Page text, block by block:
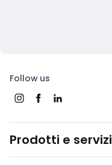
Follow us
Prodotti e servizi